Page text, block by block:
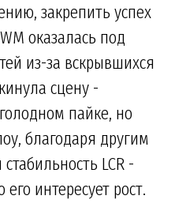
закрепить успех
оказалась под
из-за вскрывшихся
сцену -
пайке, но
благодаря другим
LCR -
интересует рост.